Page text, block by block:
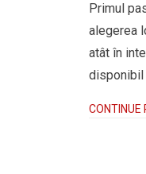
Primul
alegerea
atât în
disponibil
CONTINUE